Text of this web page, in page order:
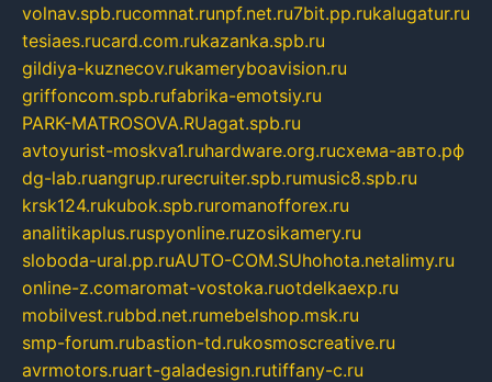
volnav.spb.rucomnat.runpf.net.ru7bit.pp.rukalugatur.ru
tesiaes.rucard.com.rukazanka.spb.ru
gildiya-kuznecov.rukameryboavision.ru
griffoncom.spb.rufabrika-emotsiy.ru
PARK-MATROSOVA.RUagat.spb.ru
avtoyurist-moskva1.ruhardware.org.ruсхема-авто.рф
dg-lab.ruangrup.rurecruiter.spb.rumusic8.spb.ru
krsk124.rukubok.spb.ruromanofforex.ru
analitikaplus.ruspyonline.ruzosikamery.ru
sloboda-ural.pp.ruAUTO-COM.SUhohota.netalimy.ru
online-z.comaromat-vostoka.ruotdelkaexp.ru
mobilvest.rubbd.net.rumebelshop.msk.ru
smp-forum.rubastion-td.rukosmoscreative.ru
avrmotors.ruart-galadesign.rutiffany-c.ru